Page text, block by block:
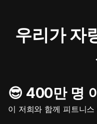
우리가 자
😎 400만 명
이 저희와 함께 피트니